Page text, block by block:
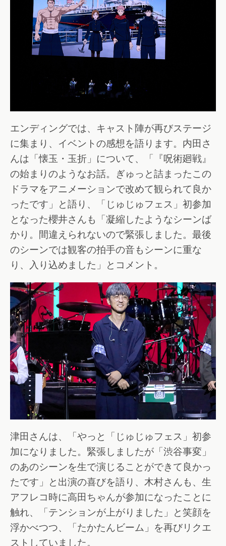
エンディングでは、キャスト陣が再びステージ
に集まり、イベントの感想を語ります。内田さ
んは「懐玉・玉折」について、「『呪術廻戦』
の始まりのようなお話。ぎゅっと詰まったこの
ドラマをアニメーションで改めて観られて良か
ったです」と語り、「じゅじゅフェス」初参加
となった櫻井さんも「凝縮したようなシーンば
かり。間違えられないので緊張しました。最後
のシーンでは観客の拍手の音もシーンに重な
り、入り込めました」とコメント。
津田さんは、「やっと「じゅじゅフェス」初参
加になりました。緊張しましたが「渋谷事変」
のあのシーンを生で演じることができて良かっ
たです」と出演の喜びを語り、木村さんも、生
アフレコ時に高田ちゃんが参加になったことに
触れ、「テンションが上がりました」と笑顔を
浮かべつつ、「たかたんビーム」を再びリクエ
ストしていました。